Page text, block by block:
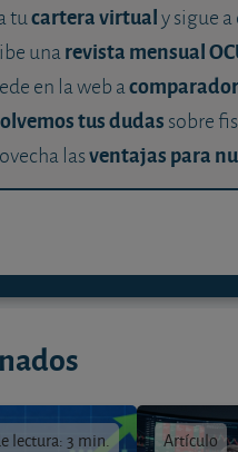
tucartera virtualy sigue
unarevista mensual
en la web a
tus dudas sobre
lasventajas para
lectura: 3 min. Artículo